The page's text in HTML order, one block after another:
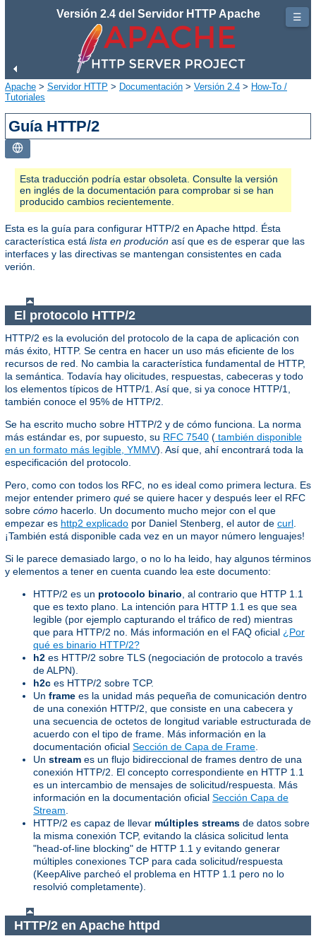
Versión 2.4 del Servidor HTTP Apache
Apache > Servidor HTTP > Documentación > Versión 2.4 > How-To /
Tutoriales
Guía HTTP/2
Esta traducción podría estar obsoleta. Consulte la versión
en inglés de la documentación para comprobar si se han
producido cambios recientemente.
Esta es la guía para configurar HTTP/2 en Apache httpd. Ésta
característica está lista en produción así que es de esperar que las
interfaces y las directivas se mantengan consistentes en cada
verión.
El protocolo HTTP/2
HTTP/2 es la evolución del protocolo de la capa de aplicación con
más éxito, HTTP. Se centra en hacer un uso más eficiente de los
recursos de red. No cambia la característica fundamental de HTTP,
la semántica. Todavía hay olicitudes, respuestas, cabeceras y todo
los elementos típicos de HTTP/1. Así que, si ya conoce HTTP/1,
también conoce el 95% de HTTP/2.
Se ha escrito mucho sobre HTTP/2 y de cómo funciona. La norma
más estándar es, por supuesto, su RFC 7540 ( también disponible
en un formato más legible, YMMV). Así que, ahí encontrará toda la
especificación del protocolo.
Pero, como con todos los RFC, no es ideal como primera lectura. Es
mejor entender primero qué se quiere hacer y después leer el RFC
sobre cómo hacerlo. Un documento mucho mejor con el que
empezar es http2 explicado por Daniel Stenberg, el autor de curl
¡También está disponible cada vez en un mayor número lenguajes!
Si le parece demasiado largo, o no lo ha leido, hay algunos términos
y elementos a tener en cuenta cuando lea este documento:
HTTP/2 es un protocolo binario , al contrario que HTTP 1.1
que es texto plano. La intención para HTTP 1.1 es que sea
legible (por ejemplo capturando el tráfico de red) mientras
que para HTTP/2 no. Más información en el FAQ oficial ¿Por
qué es binario HTTP/2?
h2 es HTTP/2 sobre TLS (negociación de protocolo a través
de ALPN).
h2c es HTTP/2 sobre TCP.
Un frame es la unidad más pequeña de comunicación dentro
de una conexión HTTP/2, que consiste en una cabecera y
una secuencia de octetos de longitud variable estructurada de
acuerdo con el tipo de frame. Más información en la
documentación oficial Sección de Capa de Frame
Un stream es un flujo bidireccional de frames dentro de una
conexión HTTP/2. El concepto correspondiente en HTTP 1.1
es un intercambio de mensajes de solicitud/respuesta. Más
información en la documentación oficial Sección Capa de
Stream
HTTP/2 es capaz de llevar múltiples streams de datos sobre
la misma conexión TCP, evitando la clásica solicitud lenta
"head-of-line blocking" de HTTP 1.1 y evitando generar
múltiples conexiones TCP para cada solicitud/respuesta
(KeepAlive parcheó el problema en HTTP 1.1 pero no lo
resolvió completamente).
HTTP/2 en Apache httpd
☰